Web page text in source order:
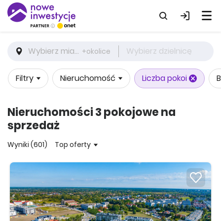
Wybierz miasto +okolice Wybierz dzielnicę
Filtry Nieruchomość Liczba pokoi
Nieruchomości 3 pokojowe na
sprzedaż
Wyniki (601) Top oferty